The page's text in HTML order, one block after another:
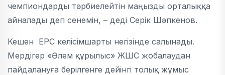
чемпиондарды тәрбиелейтін маңызды орталыққа
айналады деп сенемін, – деді Серік Шәпкенов.
Кешен EPC келісімшарты негізінде салынады.
Мердігер «Әлем құрылыс» ЖШС жобалаудан
пайдалануға берілгенге дейінгі толық жұмыс